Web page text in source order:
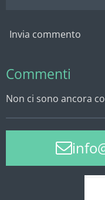
Invia commento
Commenti
Non ci sono ancora